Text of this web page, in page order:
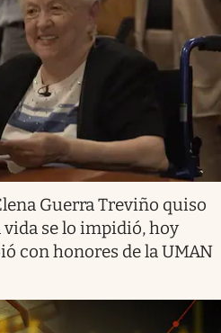
Guerra Treviño quiso
vida se lo impidió, hoy
con honores de la UMAN